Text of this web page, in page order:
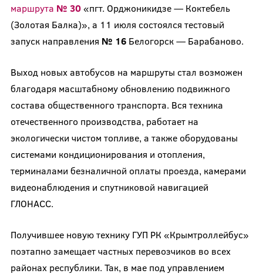
маршрута № 30«пгт. Орджоникидзе — Коктебель
(Золотая Балка)», а 11 июля состоялся тестовый
запуск направления № 16Белогорск — Барабаново.
Выход новых автобусов на маршруты стал возможен
благодаря масштабному обновлению подвижного
состава общественного транспорта. Вся техника
отечественного производства, работает на
экологически чистом топливе, а также оборудованы
системами кондиционирования и отопления,
терминалами безналичной оплаты проезда, камерами
видеонаблюдения и спутниковой навигацией
ГЛОНАСС.
Получившее новую технику ГУП РК «Крымтроллейбус»
поэтапно замещает частных перевозчиков во всех
районах республики. Так, в мае под управлением